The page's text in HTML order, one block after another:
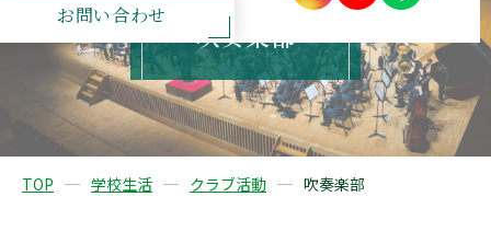
学びの特長
学校生活
吹奏楽部
TOP 学校生活 クラブ活動 吹奏楽部
お問い合わせ